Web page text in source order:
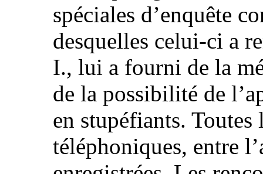
spéciales d’enquête
desquelles celui-ci a
I., lui a fourni de la
de la possibilité de
en stupéfiants.
téléphoniques, entre